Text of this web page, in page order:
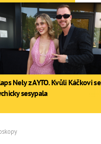
Nely z AYTO. Kvůli Káčkovi se
sesypala